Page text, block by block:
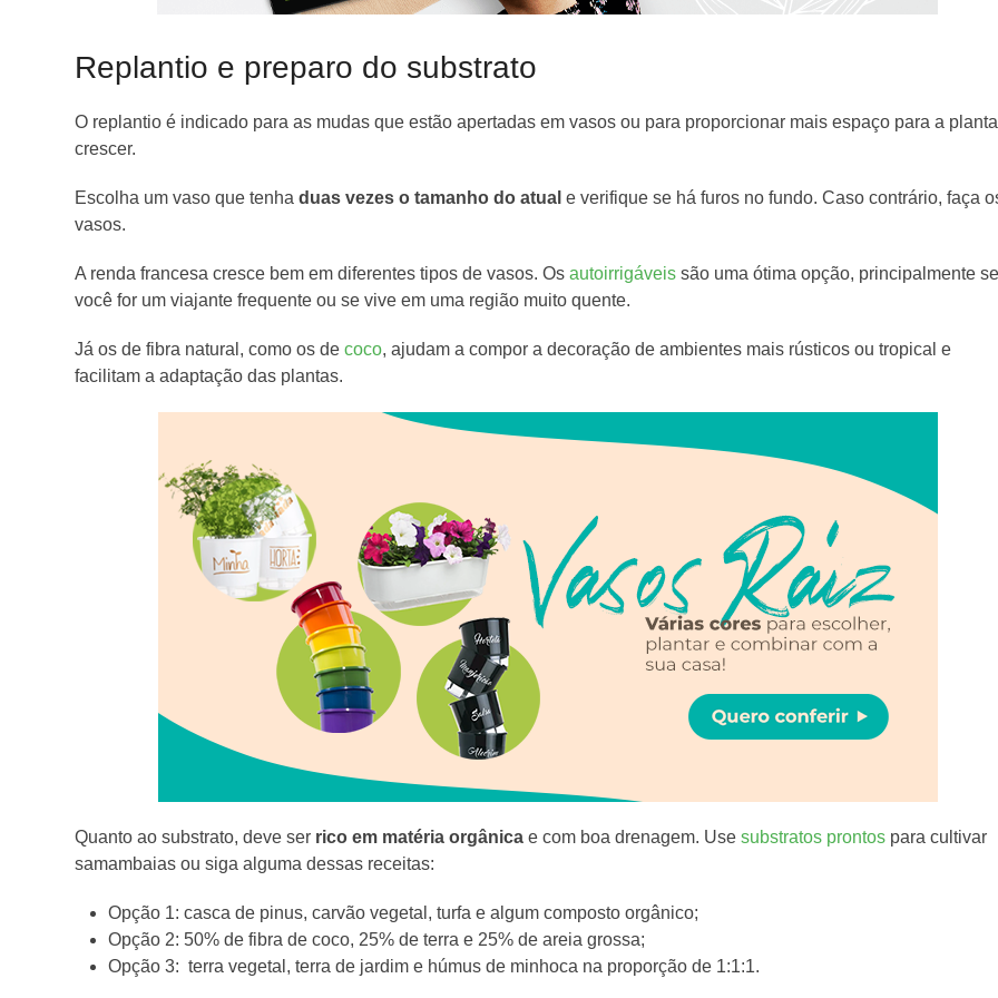
Replantio e preparo do substrato
O replantio é indicado para as mudas que estão apertadas em vasos ou para proporcionar mais espaço para a planta
crescer.
Escolha um vaso que tenha duas vezes o tamanho do atual e verifique se há furos no fundo. Caso contrário, faça
vasos.
A renda francesa cresce bem em diferentes tipos de vasos. Osautoirrigáveis são uma ótima opção, principalmente se
você for um viajante frequente ou se vive em uma região muito quente.
Já os de fibra natural, como os decoco, ajudam a compor a decoração de ambientes mais rústicos ou tropical e
facilitam a adaptação das plantas.
Quanto ao substrato, deve ser rico em matéria orgânica e com boa drenagem. Usesubstratos prontos para cultivar
samambaias ou siga alguma dessas receitas:
Opção 1: casca de pinus, carvão vegetal, turfa e algum composto orgânico;
Opção 2: 50% de fibra de coco, 25% de terra e 25% de areia grossa;
Opção 3: terra vegetal, terra de jardim e húmus de minhoca na proporção de 1:1:1.